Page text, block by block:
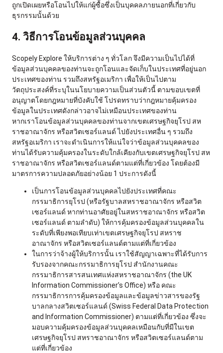
ถูกเปิดเผยหรือโอนไปให้แก่ผู้ซื้อซึ่งเป็นบุคคลภายนอกที่เกี่ยวกับ
ธุรกรรมนั้นด้วย
4. วิธีการโอนข้อมูลส่วนบุคคล
Scopely Explore ให้บริการต่าง ๆ ทั่วโลก จึงมีความเป็นไปได้ที่
ข้อมูลส่วนบุคคลของท่านจะถูกโอนและจัดเก็บในประเทศที่อยู่นอก
ประเทศของท่าน รวมถึงสหรัฐอเมริกา เพื่อให้เป็นไปตาม
วัตถุประสงค์ที่ระบุในนโยบายความเป็นส่วนตัวนี้ ตามขอบเขตที่
อนุญาตโดยกฎหมายที่บังคับใช้ โปรดทราบว่ากฎหมายคุ้มครอง
ข้อมูลในประเทศดังกล่าวอาจไม่เหมือนประเทศของท่าน
หากเราโอนข้อมูลส่วนบุคคลของท่านจากเขตเศรษฐกิจยุโรป สห
ราชอาณาจักร หรือสวิตเซอร์แลนด์ ไปยังประเทศอื่น ๆ รวมถึง
สหรัฐอเมริกา เราจะดำเนินการให้แน่ใจว่าข้อมูลส่วนบุคคลของ
ท่านได้รับความคุ้มครองในระดับใกล้เคียงกับเขตเศรษฐกิจยุโรป สห
ราชอาณาจักร หรือสวิตเซอร์แลนด์ตามแต่ที่เกี่ยวข้อง โดยต้องมี
มาตรการความปลอดภัยอย่างน้อย 1 ประการดังนี้
เป็นการโอนข้อมูลส่วนบุคคลไปยังประเทศที่คณะ
กรรมาธิการยุโรป (หรือรัฐบาลสหราชอาณาจักร หรือสวิต
เซอร์แลนด์ หากท่านอาศัยอยู่ในสหราชอาณาจักร หรือสวิต
เซอร์แลนด์ ตามลำดับ) ให้การคุ้มครองข้อมูลส่วนบุคคลใน
ระดับที่เพียงพอเทียบเท่าเขตเศรษฐกิจยุโรป สหราช
อาณาจักร หรือสวิตเซอร์แลนด์ตามแต่ที่เกี่ยวข้อง
ในการว่าจ้างผู้ให้บริการนั้น เราใช้สัญญาเฉพาะที่ได้รับการ
รับรองจากคณะกรรมาธิการยุโรป สำนักงานคณะ
กรรมาธิการสารสนเทศแห่งสหราชอาณาจักร (the UK
Information Commissioner’s Office) หรือ คณะ
กรรมาธิการการคุ้มครองข้อมูลและข้อมูลข่าวสารของรัฐ
บาลกลางสวิตเซอร์แลนด์ (Swiss Federal Data Protection
and Information Commissioner) ตามแต่ที่เกี่ยวข้อง ซึ่งจะ
มอบความคุ้มครองข้อมูลส่วนบุคคลเหมือนกับที่มีในเขต
เศรษฐกิจยุโรป สหราชอาณาจักร หรือสวิตเซอร์แลนด์ตาม
แต่ที่เกี่ยวข้อง